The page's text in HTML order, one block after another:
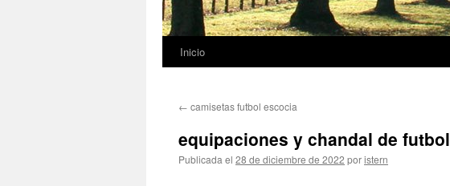
Saltar
contenido
Inicio
← camisetas futbol escocia
equipaciones y chandal de futbol
Publicada el 28 de diciembre de 2022 poristern